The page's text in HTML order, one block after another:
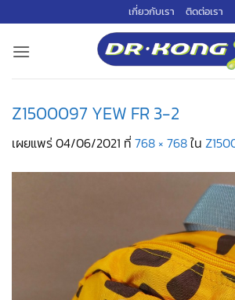
ไป
เกี่ยวกับเรา ติดต่อเรา
Z1500097 YEW FR 3-2
เผยแพร่04/06/2021 ที่ 768 × 768ใน